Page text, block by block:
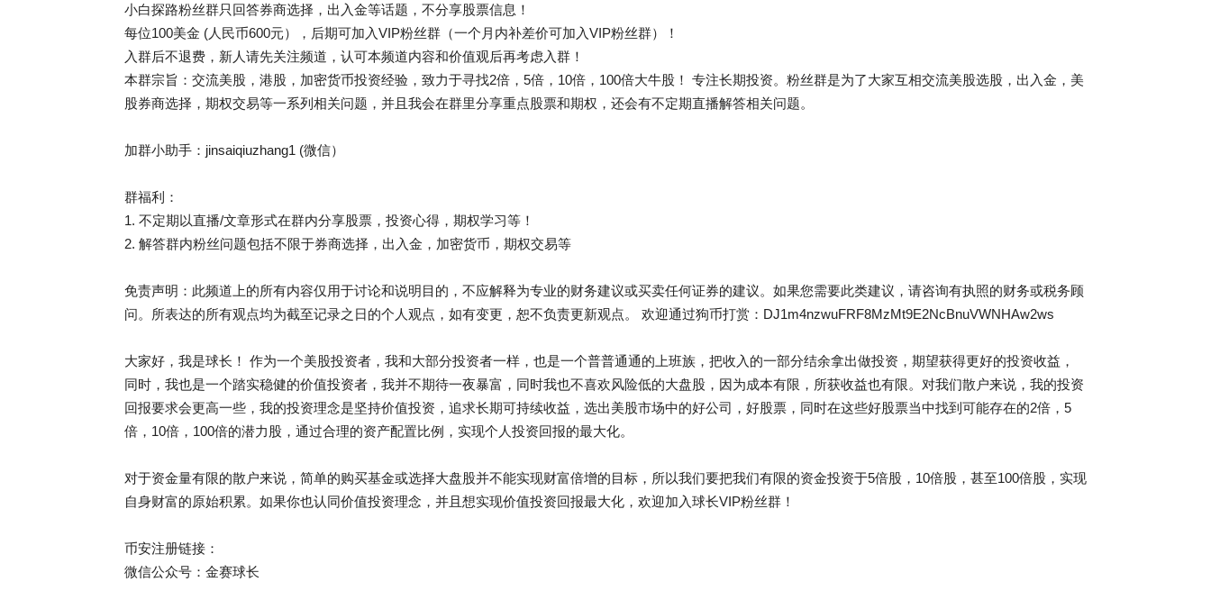
小白探路粉丝群只回答券商选择，出入金等话题，不分享股票信息！
每位100美金 (人民币600元），后期可加入VIP粉丝群（一个月内补差价可加入VIP粉丝群）！
入群后不退费，新人请先关注频道，认可本频道内容和价值观后再考虑入群！
本群宗旨：交流美股，港股，加密货币投资经验，致力于寻找2倍，5倍，10倍，100倍大牛股！ 专注长期投资。粉丝群是为了大家互相交流美股选股，出入金，美
股券商选择，期权交易等一系列相关问题，并且我会在群里分享重点股票和期权，还会有不定期直播解答相关问题。
加群小助手：jinsaiqiuzhang1 (微信）
群福利：
1. 不定期以直播/文章形式在群内分享股票，投资心得，期权学习等！
2. 解答群内粉丝问题包括不限于券商选择，出入金，加密货币，期权交易等
免责声明：此频道上的所有内容仅用于讨论和说明目的，不应解释为专业的财务建议或买卖任何证券的建议。如果您需要此类建议，请咨询有执照的财务或税务顾
问。所表达的所有观点均为截至记录之日的个人观点，如有变更，恕不负责更新观点。 欢迎通过狗币打赏：DJ1m4nzwuFRF8MzMt9E2NcBnuVWNHAw2ws
大家好，我是球长！ 作为一个美股投资者，我和大部分投资者一样，也是一个普普通通的上班族，把收入的一部分结余拿出做投资，期望获得更好的投资收益，
同时，我也是一个踏实稳健的价值投资者，我并不期待一夜暴富，同时我也不喜欢风险低的大盘股，因为成本有限，所获收益也有限。对我们散户来说，我的投资
回报要求会更高一些，我的投资理念是坚持价值投资，追求长期可持续收益，选出美股市场中的好公司，好股票，同时在这些好股票当中找到可能存在的2倍，5
倍，10倍，100倍的潜力股，通过合理的资产配置比例，实现个人投资回报的最大化。
对于资金量有限的散户来说，简单的购买基金或选择大盘股并不能实现财富倍增的目标，所以我们要把我们有限的资金投资于5倍股，10倍股，甚至100倍股，实现
自身财富的原始积累。如果你也认同价值投资理念，并且想实现价值投资回报最大化，欢迎加入球长VIP粉丝群！
币安注册链接：
微信公众号：金赛球长